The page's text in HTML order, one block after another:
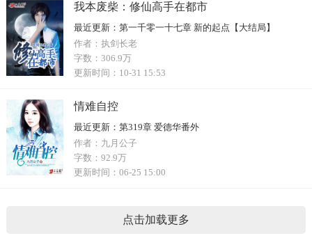
我本废柴：修仙高手在都市
最近更新： 第一千零一十七章 新的起点【大结局】
作者： 执剑长老
字数： 306.9万
更新时间： 10-31 15:53
情难自控
最近更新： 第319章 爱德华番外
作者： 九月公子
字数： 92.9万
更新时间： 06-25 15:00
点击加载更多